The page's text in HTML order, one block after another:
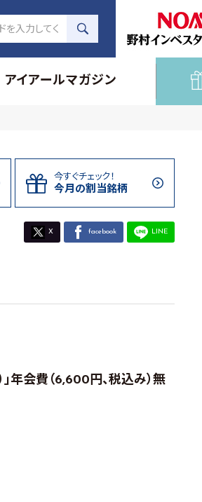
アイアールマガジン
今すぐチェック！
今月の割当銘柄
X facebook LINE
｣年会費（6,600円、税込み）無